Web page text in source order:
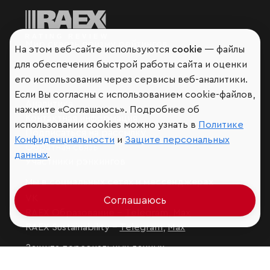
Мир сквозь призму рейтингов
Аналитика
Контактная информация
Обратная связь
Участники рэнкингов
Мы в социальных сетях и мессенджерах
RAEX Образование –
RAEX Sustainability –Telegram,Max
Защита персональных данных
На этом веб-сайте используются cookie — файлы
для обеспечения быстрой работы сайта и оценки
его использования через сервисы веб-аналитики.
Если Вы согласны с использованием cookie-файлов,
нажмите «Соглашаюсь». Подробнее об
использовании cookies можно узнать в Политике
Конфиденциальности и Защите персональных
данных.
Соглашаюсь